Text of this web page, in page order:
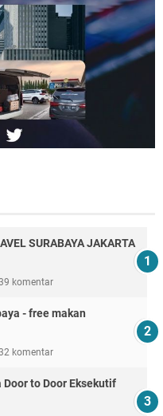
SURABAYA JAKARTA
komentar
- free makan
komentar
to Door Eksekutif